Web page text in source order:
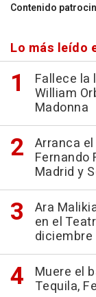
Contenido
Lo más leído
Fallece la
William
Madonna
Arranca
Fernando
Madrid y
Ara
en el
diciembre
Muere el
Tequila,